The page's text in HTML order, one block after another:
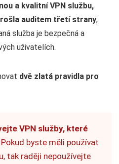
a kvalitní VPN službu,
auditem třetí strany,
služba je bezpečná a
uživatelích.
dvě zlatá pravidla pro
VPN služby, které
Pokud byste měli používat
tak raději nepoužívejte